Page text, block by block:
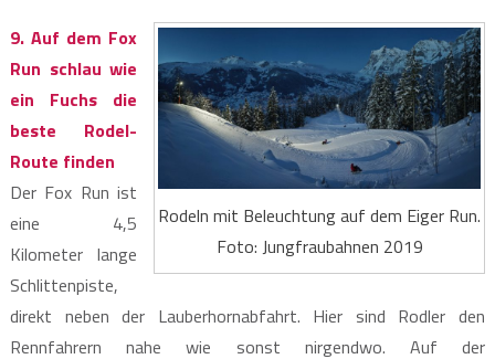
Rodeln mit Beleuchtung auf dem Eiger Run.
Foto: Jungfraubahnen 2019
9. Auf dem Fox
Run schlau wie
ein Fuchs die
beste Rodel-
Route finden
Der Fox Run ist
eine 4,5
Kilometer lange
Schlittenpiste,
direkt neben der Lauberhornabfahrt. Hier sind Rodler den
Rennfahrern nahe wie sonst nirgendwo. Auf der